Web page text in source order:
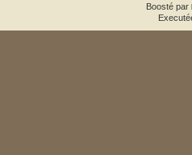
Boosté par